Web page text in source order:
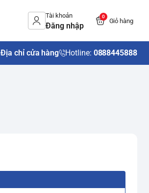
Tài khoản
Đăng nhập
0
Giỏ hàng
Địa chỉ cửa hàng Hotline: 0888445888